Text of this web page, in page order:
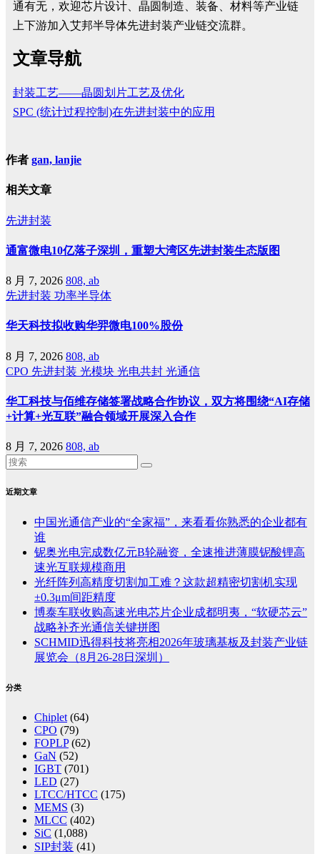
通有无，欢迎芯片设计、晶圆制造、装备、材料等产业链
上下游加入艾邦半导体先进封装产业链交流群。
文章导航
封装工艺——晶圆划片工艺及优化
SPC (统计过程控制)在先进封装中的应用
作者 gan, lanjie
相关文章
先进封装
通富微电10亿落子深圳，重塑大湾区先进封装生态版图
8 月 7, 2026 808, ab
先进封装 功率半导体
华天科技拟收购华羿微电100%股份
8 月 7, 2026 808, ab
CPO 先进封装 光模块 光电共封 光通信
华工科技与佰维存储签署战略合作协议，双方将围绕“AI存储
+计算+光互联”融合领域开展深入合作
8 月 7, 2026 808, ab
近期文章
中国光通信产业的“全家福”，来看看你熟悉的企业都有
谁
铌奥光电完成数亿元B轮融资，全速推进薄膜铌酸锂高
速光互联规模商用
光纤阵列高精度切割加工难？这款超精密切割机实现
±0.3μm间距精度
博泰车联收购高速光电芯片企业成都明夷，“软硬芯云”
战略补齐光通信关键拼图
SCHMID迅得科技将亮相2026年玻璃基板及封装产业链
展览会（8月26-28日深圳）
分类
Chiplet (64)
CPO (79)
FOPLP(62)
GaN (52)
IGBT (701)
LED (27)
LTCC/HTCC (175)
MEMS (3)
MLCC (402)
SiC (1,088)
SIP封装 (41)